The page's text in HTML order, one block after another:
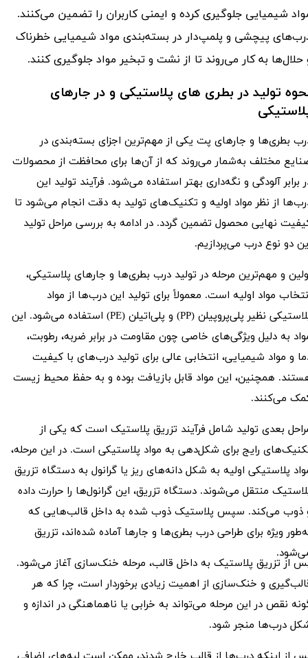
شیمیایی جلوگیری کرده و ایمنی کاربران را تضمین می‌کنند.
پیچشی و پلمپ‌دار در بسته‌بندی مواد شیمیایی خطرناک
حلال‌ها به کار می‌روند تا از نشت و تبخیر مواد جلوگیری کنند.
تولید در بطری های پلاستیکی و در جارهای
بطری‌ها و جارهای پت یکی از مهم‌ترین اجزای بسته‌بندی در
مختلف به‌شمار می‌روند که از آن‌ها برای محافظت از محصولات
برابر آلودگی و نگه‌داری بهتر استفاده می‌شود. فرآیند تولید این
از نظر مواد اولیه و تکنیک‌های تولید به دقت انجام می‌شود تا
نهایی محصول تضمین گردد. در ادامه به بررسی مراحل تولید
دو نوع درب می‌پردازیم.
و مهم‌ترین مرحله در تولید درب بطری‌ها و جارهای پلاستیکی،
مواد اولیه است. معمولاً برای تولید این درب‌ها از مواد
پلاستیکی نظیر پلی‌پروپیلن (PP) و پلی‌اتیلن (PE) استفاده می‌شود. این
به دلیل ویژگی‌های خاصی چون مقاومت در برابر ضربه، رطوبت،
و مواد شیمیایی، انتخابی عالی برای تولید درب‌های با کیفیت
همچنین، این مواد قابل بازیافت بوده و به حفظ محیط زیست
می‌کنند.
بعدی تولید شامل فرآیند تزریق پلاستیک است که یکی از
رایج برای شکل‌دهی به مواد پلاستیکی است. در این مرحله،
پلاستیکی اولیه به شکل دانه‌های ریز یا گرانول به دستگاه تزریق
منتقل می‌شوند. دستگاه تزریق، این گرانول‌ها را حرارت داده
ذوب می‌کند. سپس پلاستیک ذوب شده به داخل قالب‌هایی که
ویژه برای طراحی درب بطری‌ها و جارها آماده شده‌اند، تزریق
از تزریق پلاستیک به داخل قالب، مرحله خنک‌سازی آغاز می‌شود.
و خنک‌سازی از اهمیت زیادی برخوردار است، چرا که هر
نقص در این مرحله می‌تواند به خرابی یا ناهماهنگی در اندازه و
درب‌ها منجر شود.